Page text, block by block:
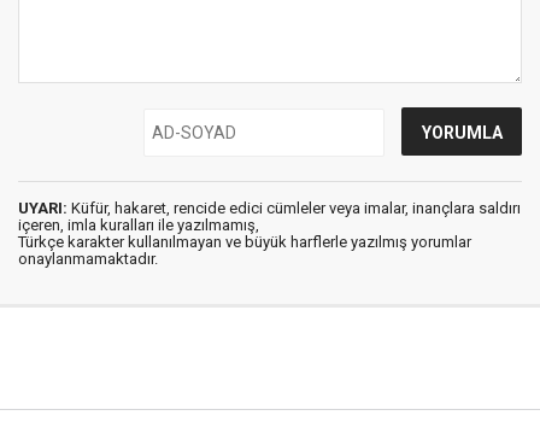
UYARI: Küfür, hakaret, rencide edici cümleler veya imalar, inançlara saldırı
içeren, imla kuralları ile yazılmamış,
Türkçe karakter kullanılmayan ve büyük harflerle yazılmış yorumlar
onaylanmamaktadır.